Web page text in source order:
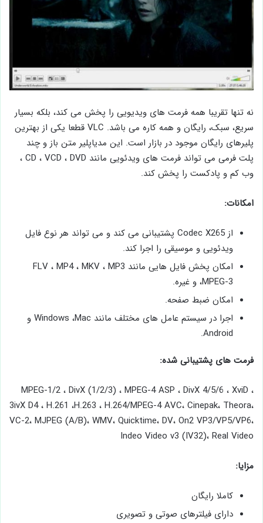
نه تنها تقریبا همه فرمت های ویدیویی را پخش می کند، بلکه بسیار
سریع، سبک، رایگان و همه کاره می باشد. VLC قطعا یکی از بهترین
پلیرهای رایگان موجود در بازار است. این مدیاپلیر متن باز و چند
پلت فرمی می تواند فرمت های ویدئویی مانند CD ، VCD ، DVD ،
وب کم و پادکست را پخش کند.
امکانات:
از Codec X265 پشتیبانی می کند و می تواند هر نوع فایل
ویدئویی و موسیقی را اجرا کند.
امکان پخش فایل هایی مانند FLV ، MP4 ، MKV ، MP3
،MPEG-3 و غیره.
امکان ضبط صفحه.
اجرا در سیستم عامل های مختلف مانند Windows ،Mac و
Android.
فرمت های پشتیبانی شده:
MPEG-1/2 ، DivX (1/2/3) ، MPEG-4 ASP ، DivX 4/5/6 ، XviD ،
3ivX D4 ، H.261 ،H.263 ، H.264/MPEG-4 AVC، Cinepak، Theora،
VC-2، MJPEG (A/B)، WMV، Quicktime، DV، On2 VP3/VP5/VP6،
Indeo Video v3 (IV32)، Real Video
مزایا:
کاملا رایگان
دارای فیلترهای صوتی و تصویری